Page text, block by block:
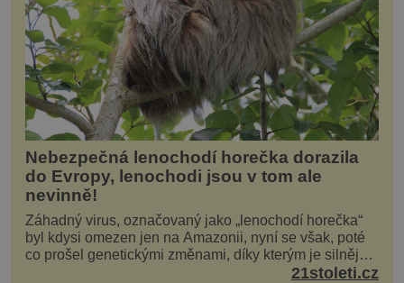
Nebezpečná lenochodí horečka dorazila
do Evropy, lenochodi jsou v tom ale
nevinně!
Záhadný virus, označovaný jako „lenochodí horečka“
byl kdysi omezen jen na Amazonii, nyní se však, poté
co prošel genetickými změnami, díky kterým je silnější,
šíří po celé Americe a první případy se objevily už i v
21stoleti.cz